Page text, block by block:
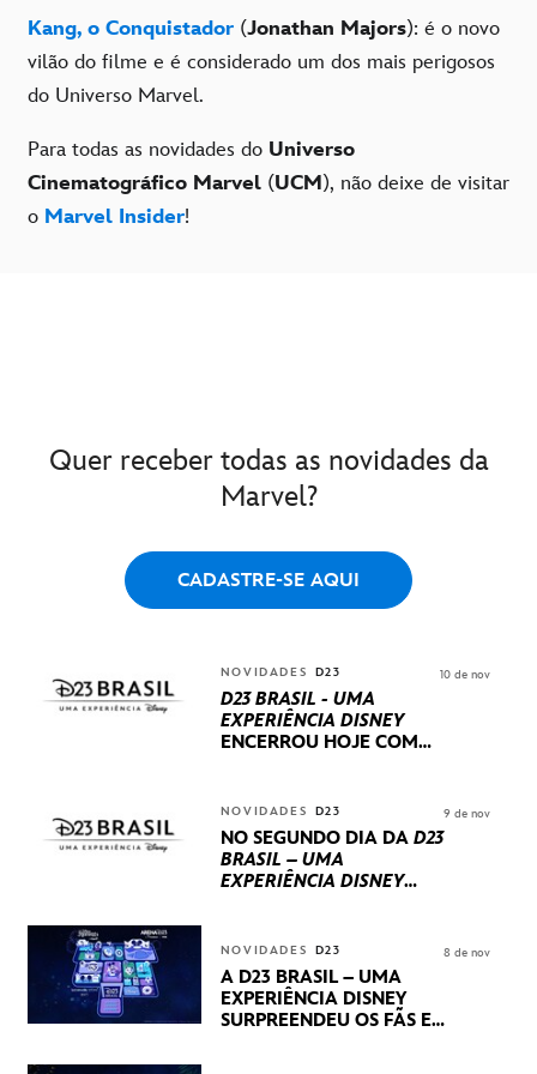
Kang, o Conquistador (Jonathan Majors): é o novo
vilão do filme e é considerado um dos mais perigosos
do Universo Marvel.
Para todas as novidades do Universo
Cinematográfico Marvel (UCM), não deixe de visitar
o Marvel Insider!
Quer receber todas as novidades da
Marvel?
CADASTRE-SE AQUI
NOVIDADES D23
D23 BRASIL - UMA
EXPERIÊNCIA DISNEY
ENCERROU HOJE COM
INTERNACIONAIS E
PRODUÇÕES BRASILEIRAS
10 de nov
NOVIDADES D23
NO SEGUNDO DIA DA D23
BRASIL – UMA
EXPERIÊNCIA DISNEY
STUDIOS REVELARAM
PRÉVIAS E NOVIDADES
DOS SEUS PRÓXIMOS
LANÇAMENTOS
9 de nov
NOVIDADES D23
A D23 BRASIL – UMA
EXPERIÊNCIA DISNEY
SURPREENDEU OS FÃS EM
8 de nov